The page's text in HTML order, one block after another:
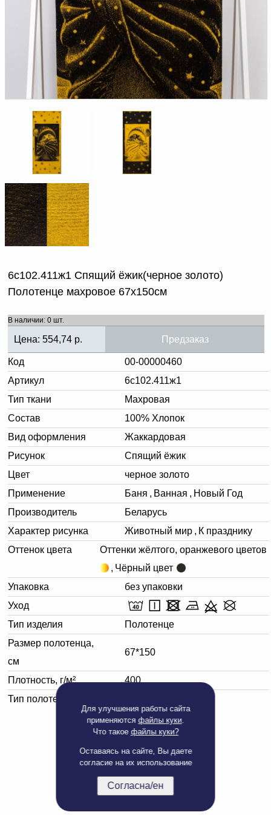
Для улучшения работы сайта
применяютсяфайлы куки.
Что такое файлы куки?
Оставаясь на сайте, Вы даете
согласие на их использование
Согласна/ен
Доверенность на
получение груза
Документы по работе с
персональными данными
Письмо руководителю
Вопросы и ответы
Новости | Статьи
6с102.411ж1 Спящий ёжик(черное золото)
Полотенце махровое 67х150см
В наличии: 0 шт.
Цена: 554,74 р. Предзаказ
Код
00-00000460
Артикул
6с102.411ж1
Тип ткани
Махровая
Состав
100% Хлопок
Вид оформления
Жаккардовая
Рисунок
Спящий ёжик
Цвет
черное золото
Применение
Баня , Ванная , Новый Год
Производитель
Беларусь
Характер рисунка
Животный мир , К празднику
Оттенок цвета
Оттенки жёлтого, оранжевого цветов
, Чёрный цвет
Упаковка
без упаковки
Уход
Тип изделия
Полотенце
Размер полотенца,
см
67*150
Плотность, г/м²
400
Тип полотенца
Полная версия сайта
Добавить
в